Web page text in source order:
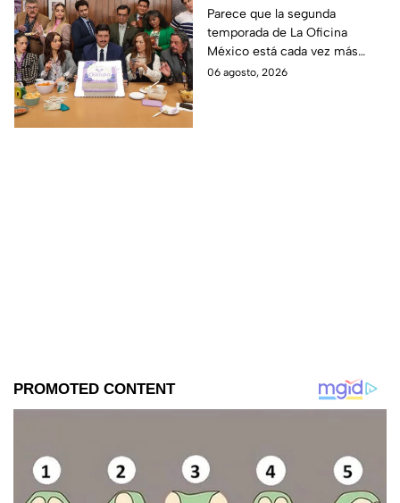
temporada 2 y un
detalle desata teorías
entre los fans
Parece que la segunda
temporada de La Oficina
México está cada vez más
cerca, pues el elenco ya se
06 agosto, 2026